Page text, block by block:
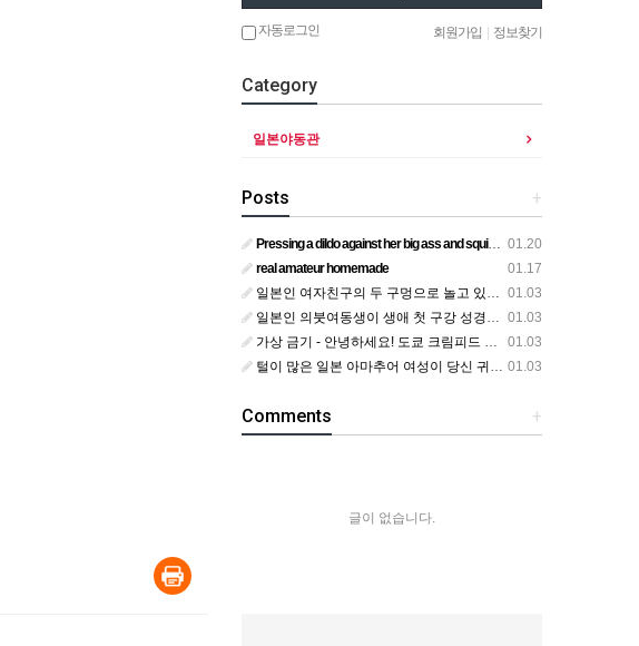
자동로그인 회원가입 정보찾기
Category
일본야동관
+
Posts
01.20
Pressing a dildo against her big ass and squirting from below
01.17
real amateur homemade
01.03
일본인 여자친구의 두 구멍으로 놀고 있어요
01.03
일본인 의붓여동생이 생애 첫 구강 성경험을 공개하다
01.03
가상 금기 - 안녕하세요! 도쿄 크림피드 시엘에서
01.03
털이 많은 일본 아마추어 여성이 당신 귀에 대고 신음하며 자위합니다. 그녀가 오르가즘에 도달하는 모습을 보세요?
+
Comments
글이 없습니다.